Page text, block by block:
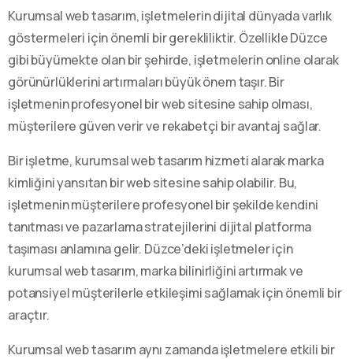
Kurumsal web tasarım, işletmelerin dijital dünyada varlık
göstermeleri için önemli bir gerekliliktir. Özellikle Düzce
gibi büyümekte olan bir şehirde, işletmelerin online olarak
görünürlüklerini artırmaları büyük önem taşır. Bir
işletmenin profesyonel bir web sitesine sahip olması,
müşterilere güven verir ve rekabetçi bir avantaj sağlar.
Bir işletme, kurumsal web tasarım hizmeti alarak marka
kimliğini yansıtan bir web sitesine sahip olabilir. Bu,
işletmenin müşterilere profesyonel bir şekilde kendini
tanıtması ve pazarlama stratejilerini dijital platforma
taşıması anlamına gelir. Düzce’deki işletmeler için
kurumsal web tasarım, marka bilinirliğini artırmak ve
potansiyel müşterilerle etkileşimi sağlamak için önemli bir
araçtır.
Kurumsal web tasarım aynı zamanda işletmelere etkili bir